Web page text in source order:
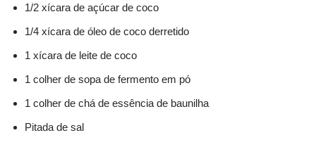
1/2 xícara de açúcar de coco
1/4 xícara de óleo de coco derretido
1 xícara de leite de coco
1 colher de sopa de fermento em pó
1 colher de chá de essência de baunilha
Pitada de sal